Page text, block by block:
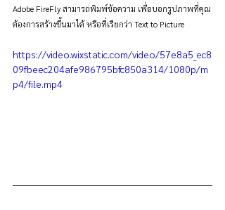
Adobe FireFly สามารถพิมพ์ข้อความ เพื่อบอกรูปภาพที่คุณ
ต้องการสร้างขึ้นมาได้ หรือที่เรียกว่า Text to Picture
https://video.wixstatic.com/video/57e8a5_ec8
09fbeec204afe986795bfc850a314/1080p/m
p4/file.mp4